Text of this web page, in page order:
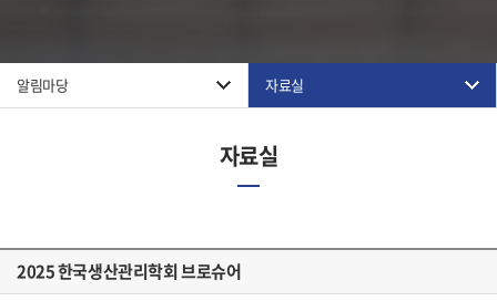
알림마당 자료실
자료실
2025 한국생산관리학회 브로슈어